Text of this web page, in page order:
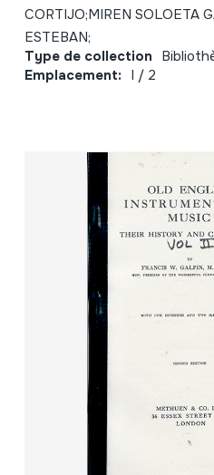
CORTIJO;MIREN SOLOETA
ESTEBAN;
Type de collection
Emplacement: I / 2